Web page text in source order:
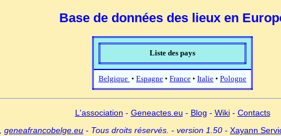
Base de données des lieux en
Liste des pays
Belgique • Espagne • France • Italie • Pologne
L'association - Geneactes.eu - Blog - Wiki- Contacts
geneafrancobelge.eu - Tous droits réservés. - version 1.50 - Xayann